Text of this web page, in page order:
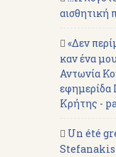
αισθητική
«Δεν
καν ένα
Αντωνία
Κρήτης -
Un été